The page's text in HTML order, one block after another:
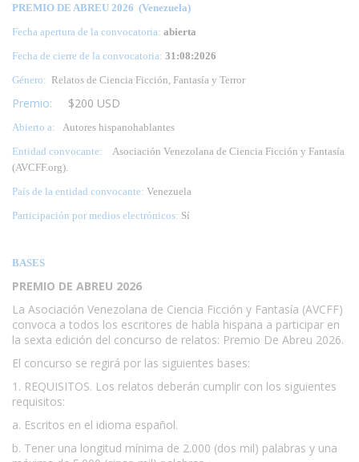
PREMIO DE ABREU 2026 (Venezuela)
Fecha apertura de la convocatoria: abierta
Fecha de cierre de la convocatoria: 31:08:2026
Género: Relatos de Ciencia Ficción, Fantasía y Terror
Premio: $200 USD
Abierto a:
Autores hispanohablantes
Entidad convocante: Asociación Venezolana de Ciencia Ficción y Fantasía
(AVCFF.org).
País de la entidad convocante: Venezuela
Participación por medios electrónicos: Sí
BASES
PREMIO DE ABREU 2026
La Asociación Venezolana de Ciencia Ficción y Fantasía (AVCFF)
convoca a todos los escritores de habla hispana a participar en
la sexta edición del concurso de relatos: Premio De Abreu 2026.
El concurso se regirá por las siguientes bases:
1. REQUISITOS. Los relatos deberán cumplir con los siguientes
requisitos:
a. Escritos en el idioma español.
b. Tener una longitud mínima de 2.000 (dos mil) palabras y una